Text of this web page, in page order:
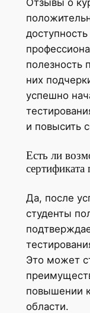
Отзывы о
полезность
них
успешно
и повысить
Есть ли
сертификата
Да, после
студенты
Это может
повышении
области.